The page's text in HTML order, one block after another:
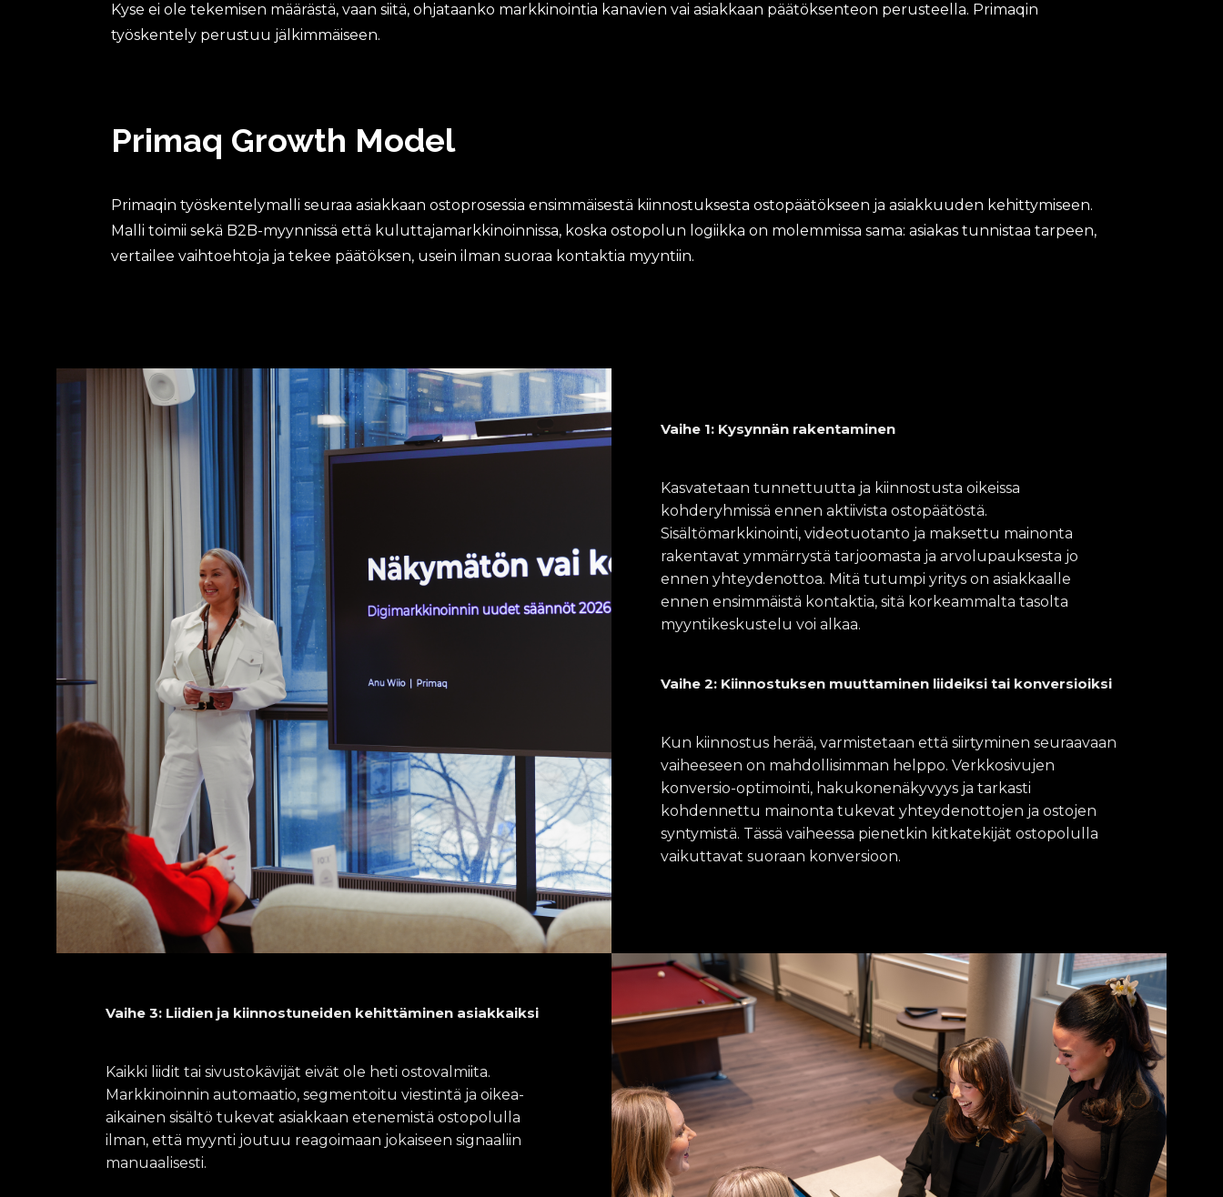
Kyse ei ole tekemisen määrästä, vaan siitä, ohjataanko markkinointia kanavien vai asiakkaan päätöksenteon perusteella. Primaqin
työskentely perustuu jälkimmäiseen.
Primaq Growth Model
Primaqin työskentelymalli seuraa asiakkaan ostoprosessia ensimmäisestä kiinnostuksesta ostopäätökseen ja asiakkuuden kehittymiseen.
Malli toimii sekä B2B-myynnissä että kuluttajamarkkinoinnissa, koska ostopolun logiikka on molemmissa sama: asiakas tunnistaa tarpeen,
vertailee vaihtoehtoja ja tekee päätöksen, usein ilman suoraa kontaktia myyntiin.
Vaihe 1: Kysynnän rakentaminen
Kasvatetaan tunnettuutta ja kiinnostusta oikeissa
kohderyhmissä ennen aktiivista ostopäätöstä.
Sisältömarkkinointi, videotuotanto ja maksettu mainonta
rakentavat ymmärrystä tarjoomasta ja arvolupauksesta jo
ennen yhteydenottoa. Mitä tutumpi yritys on asiakkaalle
ennen ensimmäistä kontaktia, sitä korkeammalta tasolta
myyntikeskustelu voi alkaa.
Vaihe 2: Kiinnostuksen muuttaminen liideiksi tai konversioiksi
Kun kiinnostus herää, varmistetaan että siirtyminen seuraavaan
vaiheeseen on mahdollisimman helppo. Verkkosivujen
konversio-optimointi, hakukonenäkyvyys ja tarkasti
kohdennettu mainonta tukevat yhteydenottojen ja ostojen
syntymistä. Tässä vaiheessa pienetkin kitkatekijät ostopolulla
vaikuttavat suoraan konversioon.
Vaihe 3: Liidien ja kiinnostuneiden kehittäminen asiakkaiksi
Kaikki liidit tai sivustokävijät eivät ole heti ostovalmiita.
Markkinoinnin automaatio, segmentoitu viestintä ja oikea-
aikainen sisältö tukevat asiakkaan etenemistä ostopolulla
ilman, että myynti joutuu reagoimaan jokaiseen signaaliin
manuaalisesti.